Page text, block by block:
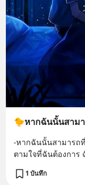
🐤หากฉันนั้นสาม
-หากฉันนั้นสามารถ
ตามใจที่ฉันต้องการ
1 บันทึก